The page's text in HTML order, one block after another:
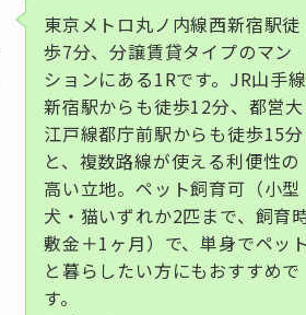
東京メトロ丸ノ内線西新宿駅徒
歩7分、分譲賃貸タイプのマン
ションにある1Rです。JR山手線
新宿駅からも徒歩12分、都営大
江戸線都庁前駅からも徒歩15分
と、複数路線が使える利便性の
高い立地。ペット飼育可（小型
犬・猫いずれか2匹まで、飼育
敷金＋1ヶ月）で、単身でペット
と暮らしたい方にもおすすめで
す。